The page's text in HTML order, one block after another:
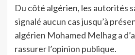
Du côté algérien, les autorités
signalé aucun cas jusqu’à
algérien Mohamed Melhag a
rassurer l’opinion publique.